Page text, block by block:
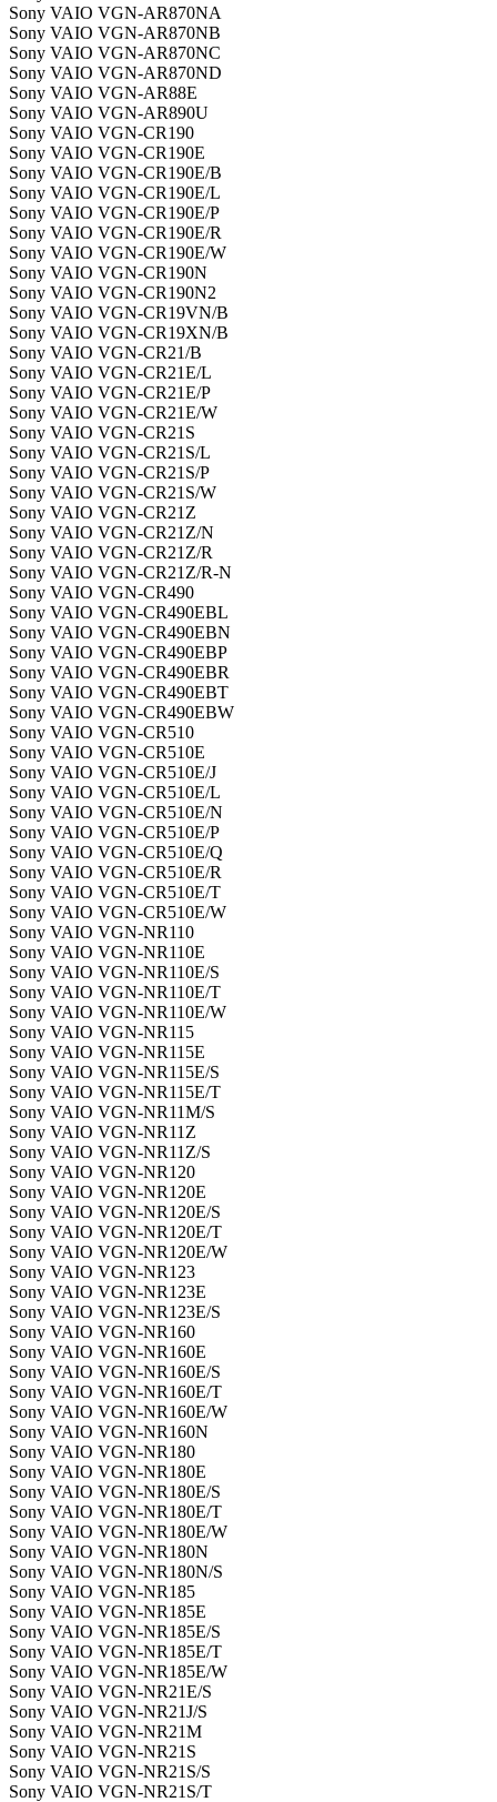
Sony VAIO VGN-AR870NA
Sony VAIO VGN-AR870NB
Sony VAIO VGN-AR870NC
Sony VAIO VGN-AR870ND
Sony VAIO VGN-AR88E
Sony VAIO VGN-AR890U
Sony VAIO VGN-CR190
Sony VAIO VGN-CR190E
Sony VAIO VGN-CR190E/B
Sony VAIO VGN-CR190E/L
Sony VAIO VGN-CR190E/P
Sony VAIO VGN-CR190E/R
Sony VAIO VGN-CR190E/W
Sony VAIO VGN-CR190N
Sony VAIO VGN-CR190N2
Sony VAIO VGN-CR19VN/B
Sony VAIO VGN-CR19XN/B
Sony VAIO VGN-CR21/B
Sony VAIO VGN-CR21E/L
Sony VAIO VGN-CR21E/P
Sony VAIO VGN-CR21E/W
Sony VAIO VGN-CR21S
Sony VAIO VGN-CR21S/L
Sony VAIO VGN-CR21S/P
Sony VAIO VGN-CR21S/W
Sony VAIO VGN-CR21Z
Sony VAIO VGN-CR21Z/N
Sony VAIO VGN-CR21Z/R
Sony VAIO VGN-CR21Z/R-N
Sony VAIO VGN-CR490
Sony VAIO VGN-CR490EBL
Sony VAIO VGN-CR490EBN
Sony VAIO VGN-CR490EBP
Sony VAIO VGN-CR490EBR
Sony VAIO VGN-CR490EBT
Sony VAIO VGN-CR490EBW
Sony VAIO VGN-CR510
Sony VAIO VGN-CR510E
Sony VAIO VGN-CR510E/J
Sony VAIO VGN-CR510E/L
Sony VAIO VGN-CR510E/N
Sony VAIO VGN-CR510E/P
Sony VAIO VGN-CR510E/Q
Sony VAIO VGN-CR510E/R
Sony VAIO VGN-CR510E/T
Sony VAIO VGN-CR510E/W
Sony VAIO VGN-NR110
Sony VAIO VGN-NR110E
Sony VAIO VGN-NR110E/S
Sony VAIO VGN-NR110E/T
Sony VAIO VGN-NR110E/W
Sony VAIO VGN-NR115
Sony VAIO VGN-NR115E
Sony VAIO VGN-NR115E/S
Sony VAIO VGN-NR115E/T
Sony VAIO VGN-NR11M/S
Sony VAIO VGN-NR11Z
Sony VAIO VGN-NR11Z/S
Sony VAIO VGN-NR120
Sony VAIO VGN-NR120E
Sony VAIO VGN-NR120E/S
Sony VAIO VGN-NR120E/T
Sony VAIO VGN-NR120E/W
Sony VAIO VGN-NR123
Sony VAIO VGN-NR123E
Sony VAIO VGN-NR123E/S
Sony VAIO VGN-NR160
Sony VAIO VGN-NR160E
Sony VAIO VGN-NR160E/S
Sony VAIO VGN-NR160E/T
Sony VAIO VGN-NR160E/W
Sony VAIO VGN-NR160N
Sony VAIO VGN-NR180
Sony VAIO VGN-NR180E
Sony VAIO VGN-NR180E/S
Sony VAIO VGN-NR180E/T
Sony VAIO VGN-NR180E/W
Sony VAIO VGN-NR180N
Sony VAIO VGN-NR180N/S
Sony VAIO VGN-NR185
Sony VAIO VGN-NR185E
Sony VAIO VGN-NR185E/S
Sony VAIO VGN-NR185E/T
Sony VAIO VGN-NR185E/W
Sony VAIO VGN-NR21E/S
Sony VAIO VGN-NR21J/S
Sony VAIO VGN-NR21M
Sony VAIO VGN-NR21S
Sony VAIO VGN-NR21S/S
Sony VAIO VGN-NR21S/T